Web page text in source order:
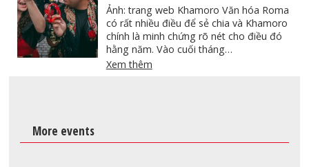
Ảnh: trang web Khamoro Văn hóa Roma
có rất nhiều điều để sẻ chia và Khamoro
chính là minh chứng rõ nét cho điều đó
hằng năm. Vào cuối tháng…
Xem thêm
More events